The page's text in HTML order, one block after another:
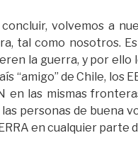
volvemos a
tal como nosotros.
la guerra, y por
“amigo” de Chile, los
en las mismas
personas de buena
en cualquier parte